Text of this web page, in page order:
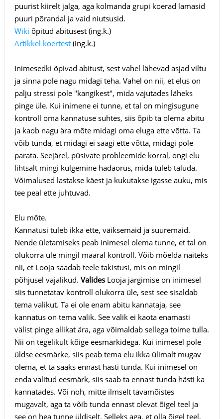
puurist kiirelt jalga, aga kolmanda grupi koerad lamasid
puuri põrandal ja vaid niutsusid.
Wiki õpitud abitusest (ing.k.)
Artikkel koertest(ing.k.)
Inimesedki õpivad abitust, sest vahel lähevad asjad viltu
ja sinna pole nagu midagi teha. Vahel on nii, et elus on
palju stressi pole "kangikest", mida vajutades läheks
pinge üle. Kui inimene ei tunne, et tal on mingisugune
kontroll oma kannatuse suhtes, siis õpib ta olema abitu
ja kaob nagu ära mõte midagi oma eluga ette võtta. Ta
võib tunda, et midagi ei saagi ette võtta, midagi pole
parata. Seejärel, püsivate probleemide korral, ongi elu
lihtsalt mingi kulgemine hädaorus, mida tuleb taluda.
Võimalused lastakse käest ja kukutakse igasse auku, mis
tee peal ette juhtuvad.
Elu mõte.
Kannatusi tuleb ikka ette, väiksemaid ja suuremaid.
Nende ületamiseks peab inimesel olema tunne, et tal on
olukorra üle mingil määral kontroll. Võib mõelda näiteks
nii, et Looja saadab teele takistusi, mis on mingil
põhjusel vajalikud. ValidesLooja järgimise on inimesel
siis tunnetatav kontroll olukorra üle, sest see sisaldab
tema valikut. Ta ei ole enam abitu kannataja, see
kannatus on tema valik. See valik ei kaota enamasti
välist pinge allikat ära, aga võimaldab sellega toime tulla.
Nii on tegelikult kõige eesmärkidega. Kui inimesel pole
üldse eesmärke, siis peab tema elu ikka ülimalt mugav
olema, et ta saaks ennast hästi tunda. Kui inimesel on
enda valitud eesmärk, siis saab ta ennast tunda hästi ka
kannatades. Või noh, mitte ilmselt tavamõistes
mugavalt, aga ta võib tunda ennast olevat õigel teel ja
see on hea tunne üldiselt. Selleks aga, et olla õigel teel,